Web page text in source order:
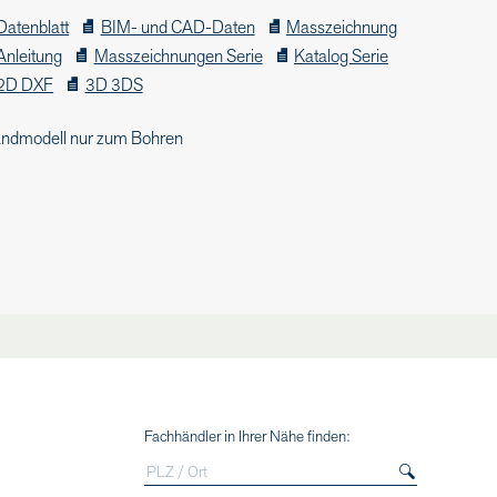
BIM- und CAD-Daten
Masszeichnung
Masszeichnungen Serie
Katalog Serie
DXF
3D 3DS
nur zum Bohren
Fachhändler in Ihrer Nähe finden: